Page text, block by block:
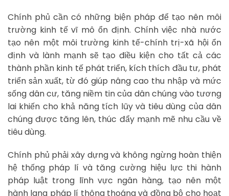
Chính phủ cần có những biện pháp để tạo nên môi
trường kinh tế vĩ mô ổn định. Chính việc nhà nước
tạo nên một môi trường kinh tế-chính trị-xã hội ổn
định và lành mạnh sẽ tạo điều kiện cho tất cả các
thành phần kinh tế phát triển, kích thích đầu tư, phát
triển sản xuất, từ đó giúp nâng cao thu nhập và mức
sống dân cư, tăng niềm tin của dân chúng vào tương
lai khiến cho khả năng tích lũy và tiêu dùng của dân
chúng được tăng lên, thúc đẩy mạnh mẽ nhu cầu về
tiêu dùng.
Chính phủ phải xây dựng và không ngừng hoàn thiện
hệ thống pháp lí và tăng cường hiệu lực thi hành
pháp luật trong lĩnh vực ngân hàng, tạo nên một
hành lang pháp lí thông thoáng và đồng bộ cho hoạt